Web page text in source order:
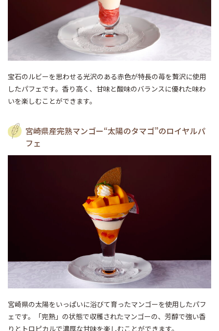
宝石のルビーを思わせる光沢のある赤色が特長の苺を贅沢に使用
したパフェです。香り高く、甘味と酸味のバランスに優れた味わ
いを楽しむことができます。
宮崎県産完熟マンゴー“太陽のタマゴ”のロイヤルパ
フェ
宮崎県の太陽をいっぱいに浴びて育ったマンゴーを使用したパフ
ェです。「完熟」の状態で収穫されたマンゴーの、芳醇で強い香
りとトロピカルで濃厚な甘味を楽しむことができます。